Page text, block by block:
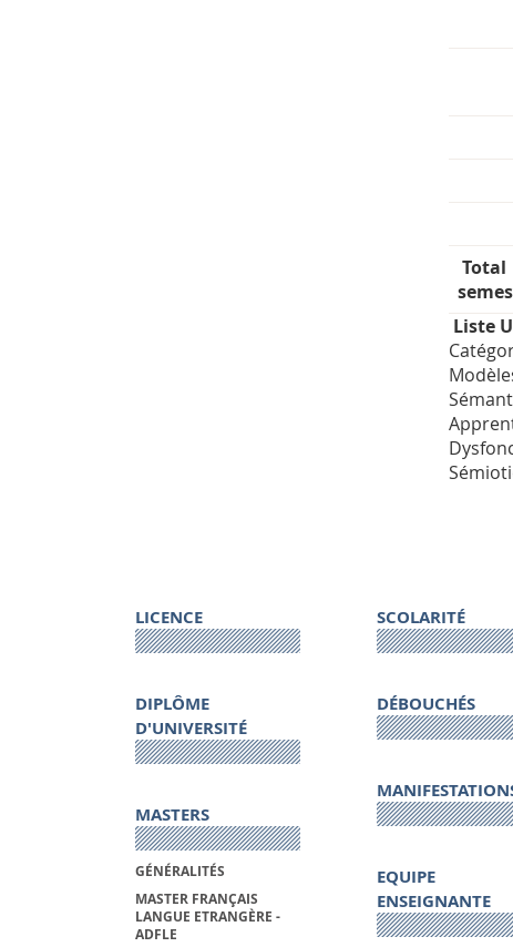
Total
Liste
LICENCE
DIPLÔME
D'UNIVERSITÉ
MASTERS
GÉNÉRALITÉS
MASTER FRANÇAIS
LANGUE ETRANGÈRE -
ADFLE
SCOLARITÉ
DÉBOUCHÉS
EQUIPE
ENSEIGNANTE